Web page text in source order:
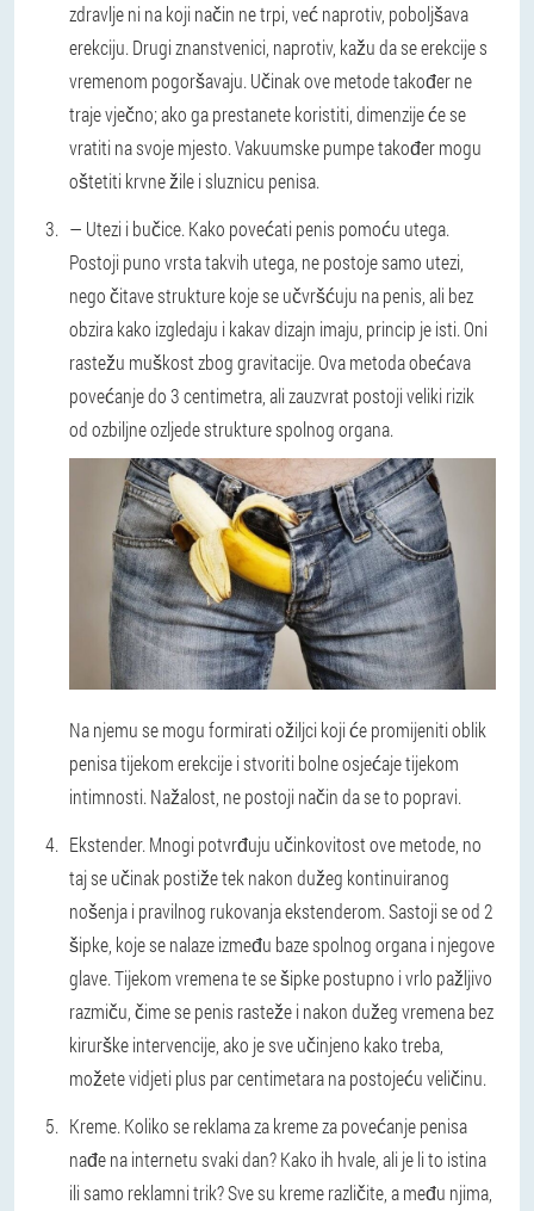
zdravlje ni na koji način ne trpi, već naprotiv, poboljšava
erekciju. Drugi znanstvenici, naprotiv, kažu da se erekcije s
vremenom pogoršavaju. Učinak ove metode također ne
traje vječno; ako ga prestanete koristiti, dimenzije će se
vratiti na svoje mjesto. Vakuumske pumpe također mogu
oštetiti krvne žile i sluznicu penisa.
— Utezi i bučice. Kako povećati penis pomoću utega.
Postoji puno vrsta takvih utega, ne postoje samo utezi,
nego čitave strukture koje se učvršćuju na penis, ali bez
obzira kako izgledaju i kakav dizajn imaju, princip je isti. Oni
rastežu muškost zbog gravitacije. Ova metoda obećava
povećanje do 3 centimetra, ali zauzvrat postoji veliki rizik
od ozbiljne ozljede strukture spolnog organa.
Na njemu se mogu formirati ožiljci koji će promijeniti oblik
penisa tijekom erekcije i stvoriti bolne osjećaje tijekom
intimnosti. Nažalost, ne postoji način da se to popravi.
Ekstender. Mnogi potvrđuju učinkovitost ove metode, no
taj se učinak postiže tek nakon dužeg kontinuiranog
nošenja i pravilnog rukovanja ekstenderom. Sastoji se od 2
šipke, koje se nalaze između baze spolnog organa i njegove
glave. Tijekom vremena te se šipke postupno i vrlo pažljivo
razmiču, čime se penis rasteže i nakon dužeg vremena bez
kirurške intervencije, ako je sve učinjeno kako treba,
možete vidjeti plus par centimetara na postojeću veličinu.
Kreme. Koliko se reklama za kreme za povećanje penisa
nađe na internetu svaki dan? Kako ih hvale, ali je li to istina
ili samo reklamni trik? Sve su kreme različite, a među njima,